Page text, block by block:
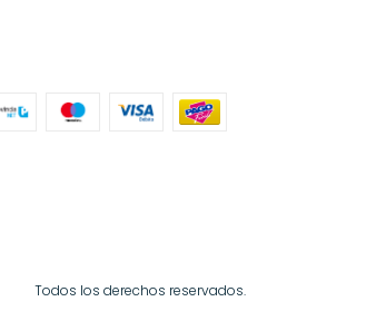
Todos los derechos reservados.